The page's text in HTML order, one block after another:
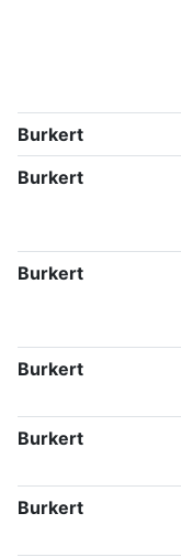
Burkert
Burkert
Burkert
Burkert
Burkert
Burkert